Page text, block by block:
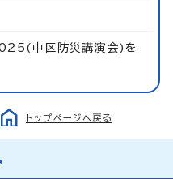
中区防災講演会)を
トップページへ戻る